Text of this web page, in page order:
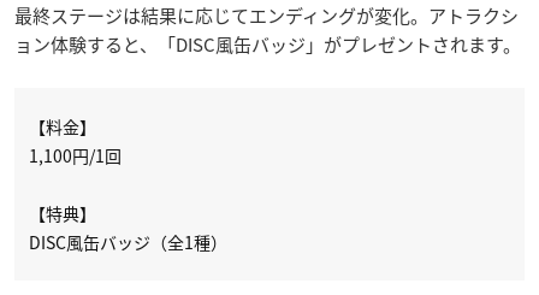
最終ステージは結果に応じてエンディングが変化。アトラクシ
ョン体験すると、「DISC風缶バッジ」がプレゼントされます。
【料金】
1,100円/1回
【特典】
DISC風缶バッジ（全1種）